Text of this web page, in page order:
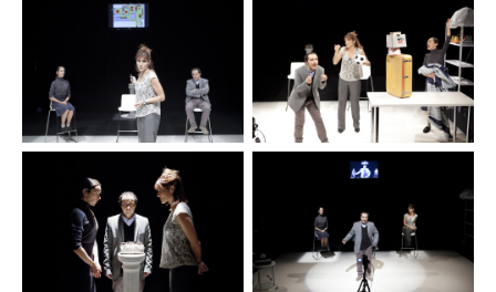
obrigada a caer en “El Bolso o La Vida” como
única vía de saída.
El Bolso o La Vida
programa reality en
directo
onde o público vota ao que merece
levarse “o bolso” que contén: un cheque con
300.000 euros para uso posmortem, unha
semana onde poderá cumprir o seu soño en
vida e morrer logrando a fama. Todo por un
soño.